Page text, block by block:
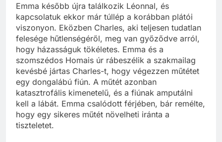
Emma később újra találkozik Léonnal, és
kapcsolatuk ekkor már túllép a korábban plátói
viszonyon. Eközben Charles, aki teljesen tudatlan
felesége hűtlenségéről, meg van győződve arról,
hogy házasságuk tökéletes. Emma és a
szomszédos Homais úr rábeszélik a szakmailag
kevésbé jártas Charles-t, hogy végezzen műtétet
egy dongalábú fiún. A műtét azonban
katasztrofális kimenetelű, és a fiúnak amputálni
kell a lábát. Emma csalódott férjében, bár remélte,
hogy egy sikeres műtét növelheti iránta a
tiszteletet.